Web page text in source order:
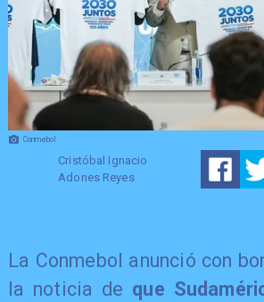
Conmebol
Cristóbal Ignacio
Adones Reyes
La Conmebol anunció con
la noticia de que